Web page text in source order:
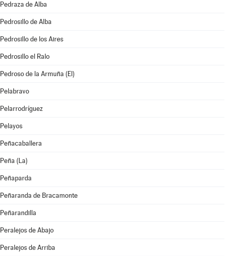
Pedraza de Alba
Pedrosillo de Alba
Pedrosillo de los Aires
Pedrosillo el Ralo
Pedroso de la Armuña (El)
Pelabravo
Pelarrodríguez
Pelayos
Peñacaballera
Peña (La)
Peñaparda
Peñaranda de Bracamonte
Peñarandilla
Peralejos de Abajo
Peralejos de Arriba